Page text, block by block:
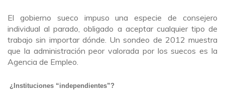
El gobierno sueco impuso una especie de consejero
individual al parado, obligado a aceptar cualquier tipo de
trabajo sin importar dónde. Un sondeo de 2012 muestra
que la administración peor valorada por los suecos es la
Agencia de Empleo.
¿Instituciones “independientes”?